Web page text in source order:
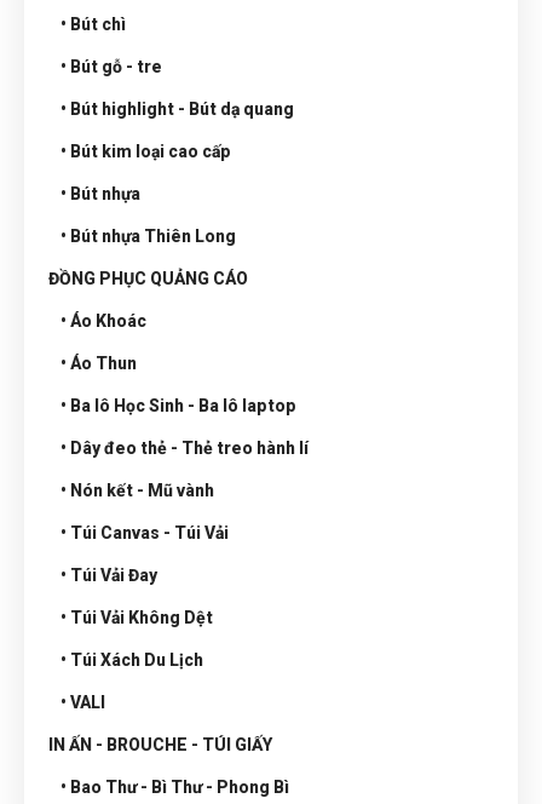
• Bút chì
• Bút gỗ - tre
• Bút highlight - Bút dạ quang
• Bút kim loại cao cấp
• Bút nhựa
• Bút nhựa Thiên Long
ĐỒNG PHỤC QUẢNG CÁO
• Áo Khoác
• Áo Thun
• Ba lô Học Sinh - Ba lô laptop
• Dây đeo thẻ - Thẻ treo hành lí
• Nón kết - Mũ vành
• Túi Canvas - Túi Vải
• Túi Vải Đay
• Túi Vải Không Dệt
• Túi Xách Du Lịch
• VALI
IN ẤN - BROUCHE - TÚI GIẤY
• Bao Thư - Bì Thư - Phong Bì